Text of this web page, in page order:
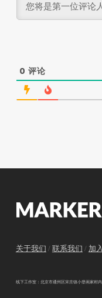
0 评论
关于我们 / 联系我们 / 加
线下工作室：北京市通州区宋庄镇小堡画家村内